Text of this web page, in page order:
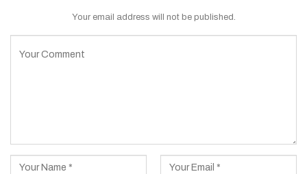
Your email address will not be published.